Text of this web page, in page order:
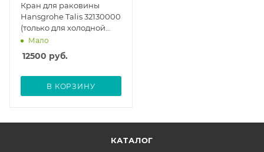
Кран для раковины
Hansgrohe Talis 32130000
(только для холодной
воды)
Мало
12500 руб.
В КОРЗИНУ
КАТАЛОГ